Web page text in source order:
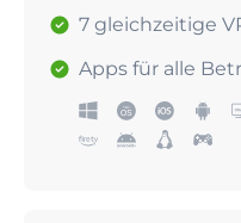
7 gleichzeitige
Apps für alle